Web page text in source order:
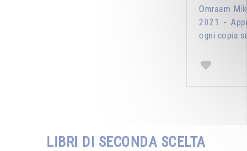
Omraam
2021 -
ogni copia
LIBRI DI SECONDA SCELTA